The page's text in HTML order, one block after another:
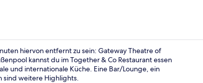
hiervon entfernt zu sein: Gateway Theatre of
kannst du im Together & Co Restaurant essen
und internationale Küche. Eine Bar/Lounge, ein
sind weitere Highlights.